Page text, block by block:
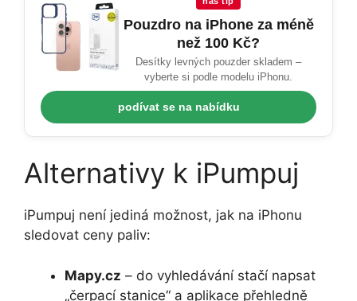
Pouzdro na iPhone za méně
než 100 Kč?
Desítky levných pouzder skladem –
vyberte si podle modelu iPhonu.
podívat se na nabídku
Alternativy k iPumpuj
iPumpuj není jediná možnost, jak na iPhonu
sledovat ceny paliv:
Mapy.cz – do vyhledávání stačí napsat
„čerpací stanice“ a aplikace přehledně